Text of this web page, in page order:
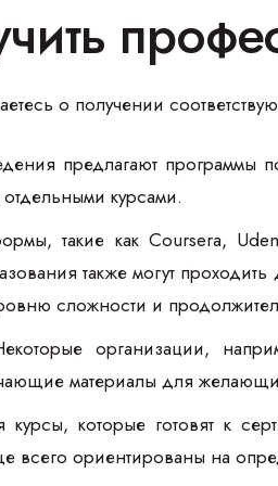
о получении
предлагают программы
курсами.
такие как Coursera,
также могут
сложности и
организации,
материалы для
которые готовят к
всего ориентированы на